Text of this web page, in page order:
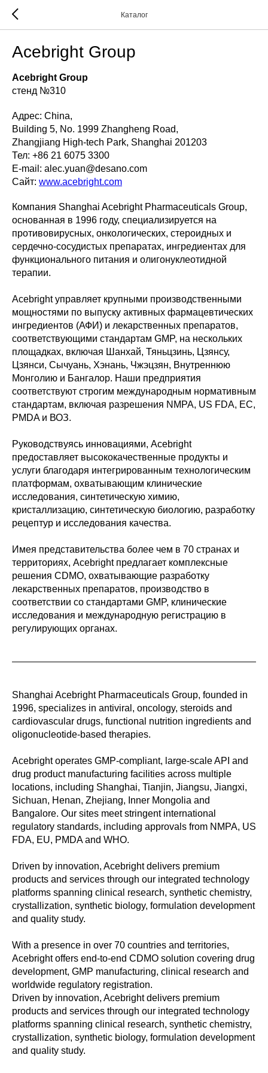
Каталог
Acebright Group
Acebright Group
стенд №310
Адрес: China,
Building 5, No. 1999 Zhangheng Road,
Zhangjiang High-tech Park, Shanghai 201203
Тел: +86 21 6075 3300
E-mail: alec.yuan@desano.com
Сайт: www.acebright.com
Компания Shanghai Acebright Pharmaceuticals Group,
основанная в 1996 году, специализируется на
противовирусных, онкологических, стероидных и
сердечно-сосудистых препаратах, ингредиентах для
функционального питания и олигонуклеотидной
терапии.
Acebright управляет крупными производственными
мощностями по выпуску активных фармацевтических
ингредиентов (АФИ) и лекарственных препаратов,
соответствующими стандартам GMP, на нескольких
площадках, включая Шанхай, Тяньцзинь, Цзянсу,
Цзянси, Сычуань, Хэнань, Чжэцзян, Внутреннюю
Монголию и Бангалор. Наши предприятия
соответствуют строгим международным нормативным
стандартам, включая разрешения NMPA, US FDA, ЕС,
PMDA и ВОЗ.
Руководствуясь инновациями, Acebright
предоставляет высококачественные продукты и
услуги благодаря интегрированным технологическим
платформам, охватывающим клинические
исследования, синтетическую химию,
кристаллизацию, синтетическую биологию, разработку
рецептур и исследования качества.
Имея представительства более чем в 70 странах и
территориях, Acebright предлагает комплексные
решения CDMO, охватывающие разработку
лекарственных препаратов, производство в
соответствии со стандартами GMP, клинические
исследования и международную регистрацию в
регулирующих органах.
Shanghai Acebright Pharmaceuticals Group, founded in
1996, specializes in antiviral, oncology, steroids and
cardiovascular drugs, functional nutrition ingredients and
oligonucleotide-based therapies.
Acebright operates GMP-compliant, large-scale API and
drug product manufacturing facilities across multiple
locations, including Shanghai, Tianjin, Jiangsu, Jiangxi,
Sichuan, Henan, Zhejiang, Inner Mongolia and
Bangalore. Our sites meet stringent international
regulatory standards, including approvals from NMPA, US
FDA, EU, PMDA and WHO.
Driven by innovation, Acebright delivers premium
products and services through our integrated technology
platforms spanning clinical research, synthetic chemistry,
crystallization, synthetic biology, formulation development
and quality study.
With a presence in over 70 countries and territories,
Acebright offers end-to-end CDMO solution covering drug
development, GMP manufacturing, clinical research and
worldwide regulatory registration.
Driven by innovation, Acebright delivers premium
products and services through our integrated technology
platforms spanning clinical research, synthetic chemistry,
crystallization, synthetic biology, formulation development
and quality study.